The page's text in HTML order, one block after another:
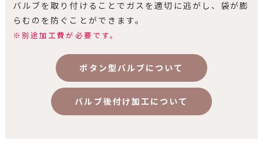
バルブを取り付けることでガスを適切に逃がし、袋が膨
らむのを防ぐことができます。
※別途加工費が必要です。
ボタン型バルブについて
バルブ後付け加工について